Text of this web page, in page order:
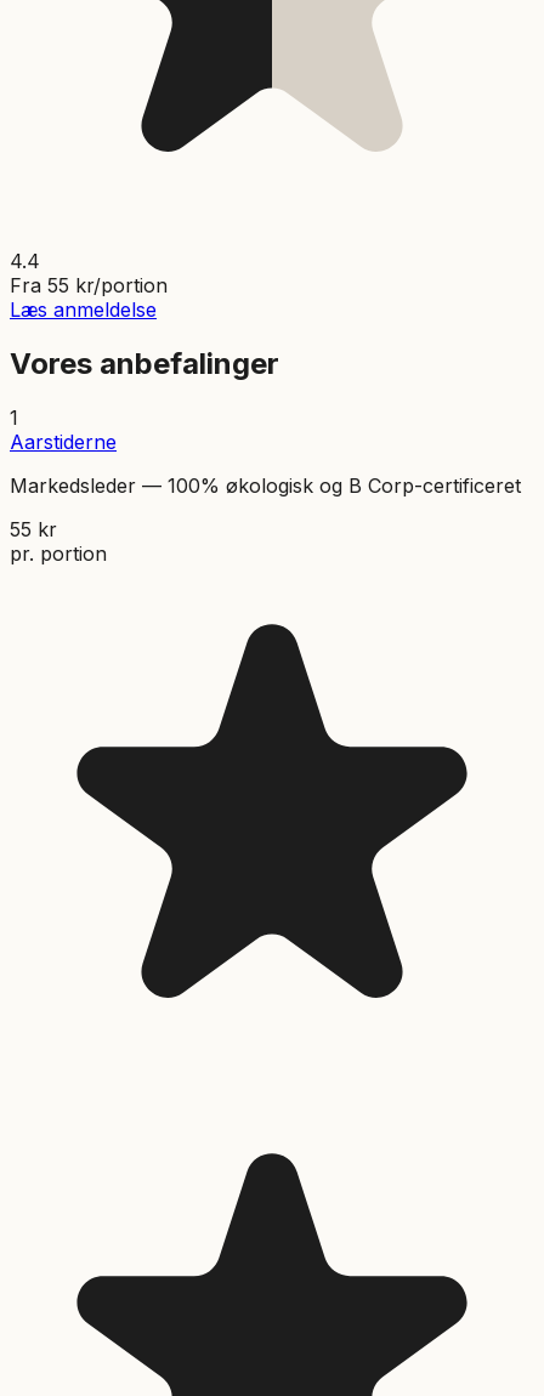
4.4
Fra 55 kr/portion
Læs anmeldelse
Vores anbefalinger
1
Aarstiderne
Markedsleder — 100% økologisk og B Corp-certificeret
55 kr
pr. portion